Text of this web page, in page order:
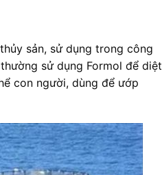
sản, sử dụng trong công
sử dụng Formol để diệt
con người, dùng để ướp